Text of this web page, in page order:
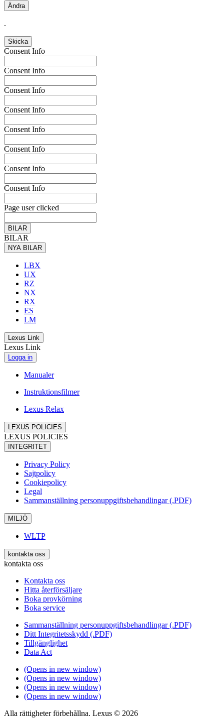
Ändra
.
Skicka
Consent Info
Consent Info
Consent Info
Consent Info
Consent Info
Consent Info
Consent Info
Consent Info
Page user clicked
BILAR
BILAR
NYA BILAR
LBX
UX
RZ
NX
RX
ES
LM
Lexus Link
Lexus Link
Logga in
Manualer
Instruktionsfilmer
Lexus Relax
LEXUS POLICIES
LEXUS POLICIES
INTEGRITET
Privacy Policy
Sajtpolicy
Cookiepolicy
Legal
Sammanställning personuppgiftsbehandlingar (.PDF)
MILJÖ
WLTP
kontakta oss
kontakta oss
Kontakta oss
Hitta återförsäljare
Boka provkörning
Boka service
Sammanställning personuppgiftsbehandlingar (.PDF)
Ditt Integritetsskydd (.PDF)
Tillgänglighet
Data Act
(Opens in new window)
(Opens in new window)
(Opens in new window)
(Opens in new window)
Alla rättigheter förbehållna. Lexus © 2026